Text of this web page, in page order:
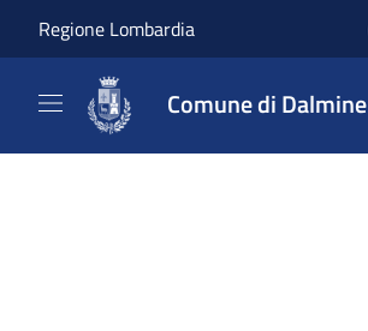
Regione Lombardia
Comune di Dalmine